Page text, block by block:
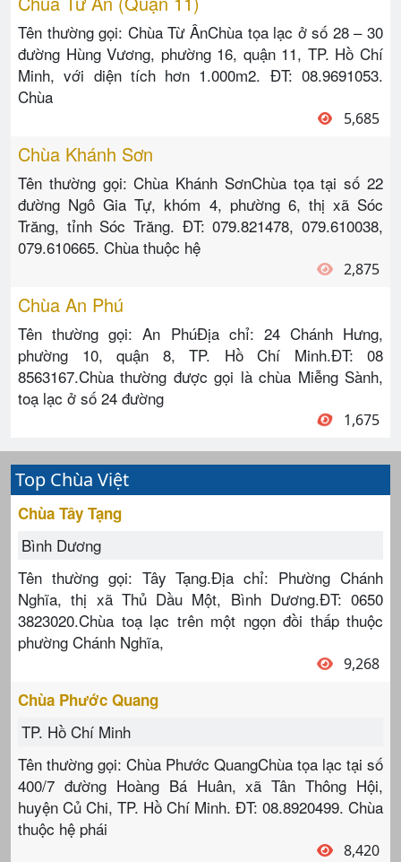
Tên thường gọi: Chùa Từ ÂnChùa tọa lạc ở số 28 – 30
đường Hùng Vương, phường 16, quận 11, TP. Hồ Chí
Minh, với diện tích hơn 1.000m2. ĐT: 08.9691053.
Chùa
5,685
Chùa Khánh Sơn
Tên thường gọi: Chùa Khánh SơnChùa tọa tại số 22
đường Ngô Gia Tự, khóm 4, phường 6, thị xã Sóc
Trăng, tỉnh Sóc Trăng. ĐT: 079.821478, 079.610038,
079.610665. Chùa thuộc hệ
2,875
Chùa An Phú
Tên thường gọi: An PhúĐịa chỉ: 24 Chánh Hưng,
phường 10, quận 8, TP. Hồ Chí Minh.ĐT: 08
8563167.Chùa thường được gọi là chùa Miễng Sành,
toạ lạc ở số 24 đường
1,675
Top Chùa Việt
Chùa Tây Tạng
Bình Dương
Tên thường gọi: Tây Tạng.Địa chỉ: Phường Chánh
Nghĩa, thị xã Thủ Dầu Một, Bình Dương.ĐT: 0650
3823020.Chùa toạ lạc trên một ngọn đồi thấp thuộc
phường Chánh Nghĩa,
9,268
Chùa Phước Quang
TP. Hồ Chí Minh
Tên thường gọi: Chùa Phước QuangChùa tọa lạc tại số
400/7 đường Hoàng Bá Huân, xã Tân Thông Hội,
huyện Củ Chi, TP. Hồ Chí Minh. ĐT: 08.8920499. Chùa
thuộc hệ phái
8,420